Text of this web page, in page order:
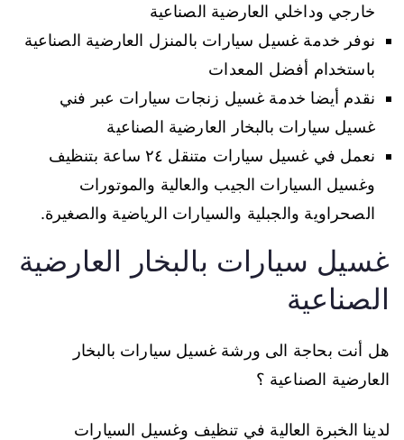
خارجي وداخلي العارضية الصناعية
نوفر خدمة غسيل سيارات بالمنزل العارضية الصناعية
باستخدام أفضل المعدات
نقدم أيضا خدمة غسيل زنجات سيارات عبر فني
غسيل سيارات بالبخار العارضية الصناعية
نعمل في غسيل سيارات متنقل ٢٤ ساعة بتنظيف
وغسيل السيارات الجيب والعالية والموتورات
الصحراوية والجبلية والسيارات الرياضية والصغيرة.
غسيل سيارات بالبخار العارضية
الصناعية
هل أنت بحاجة الى ورشة غسيل سيارات بالبخار
العارضية الصناعية ؟
لدينا الخبرة العالية في تنظيف وغسيل السيارات